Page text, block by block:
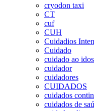
cryodon taxi
CT
cuf
CUH
Cuidadios
Cuidado
cuidado ao
cuidador
cuidadores
CUIDADOS
cuidados
cuidados de